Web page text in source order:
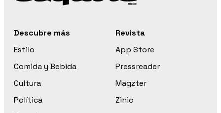
Descubre más
Estilo
Comida y Bebida
Cultura
Política
Revista
App Store
Pressreader
Magzter
Zinio